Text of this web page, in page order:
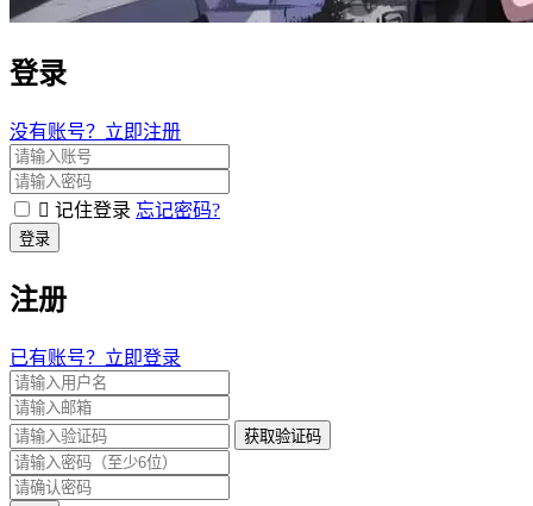
登录
没有账号？立即注册
记住登录 忘记密码?
登录
注册
已有账号？立即登录
获取验证码